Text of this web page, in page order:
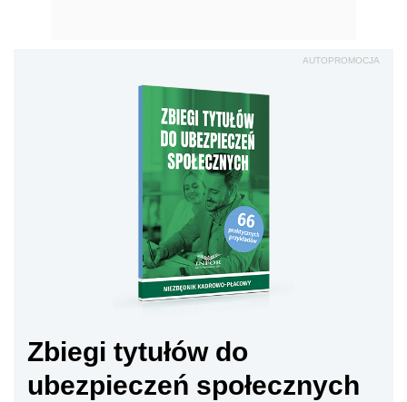
AUTOPROMOCJA
Zbiegi tytułów do
ubezpieczeń społecznych